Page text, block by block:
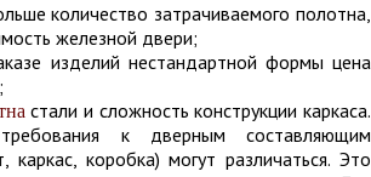
количество затрачиваемого полотна,
железной двери;
изделий нестандартной формы цена
стали и сложность конструкции каркаса.
требования к дверным составляющим
каркас, коробка) могут различаться. Это